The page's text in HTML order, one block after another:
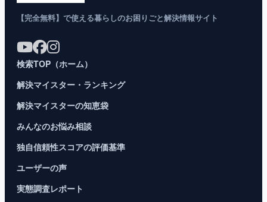
【完全無料】で使える暮らしのお困りごと解決情報サイト
検索TOP（ホーム）
解決マイスター・ランキング
解決マイスターの知恵袋
みんなのお悩み相談
独自信頼性スコアの評価基準
ユーザーの声
実態調査レポート